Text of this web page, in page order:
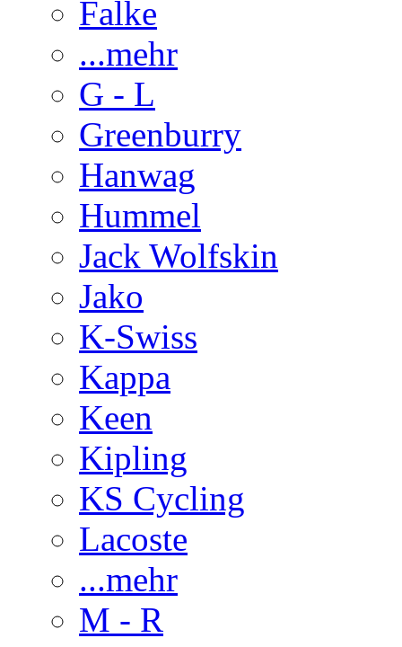
Falke
...mehr
G - L
Greenburry
Hanwag
Hummel
Jack Wolfskin
Jako
K-Swiss
Kappa
Keen
Kipling
KS Cycling
Lacoste
...mehr
M - R